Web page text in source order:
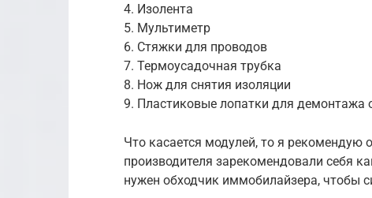
4. Изолента
5. Мультиметр
6. Стяжки для проводов
7. Термоусадочная трубка
8. Нож для снятия изоляции
9. Пластиковые лопатки для демонтажа
Что касается модулей, то я рекомендую
производителя зарекомендовали себя
нужен обходчик иммобилайзера, чтобы